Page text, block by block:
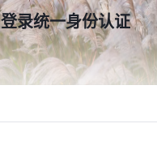
登录统一身份认证